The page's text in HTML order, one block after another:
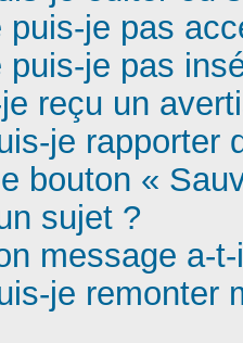
puis-je pas
puis-je pas
reçu un
je rapporter
bouton «
sujet ?
message a-
je remonter